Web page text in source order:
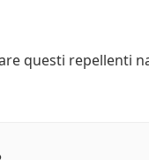
questi repellenti